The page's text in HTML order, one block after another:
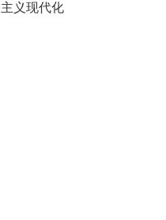
义现代化